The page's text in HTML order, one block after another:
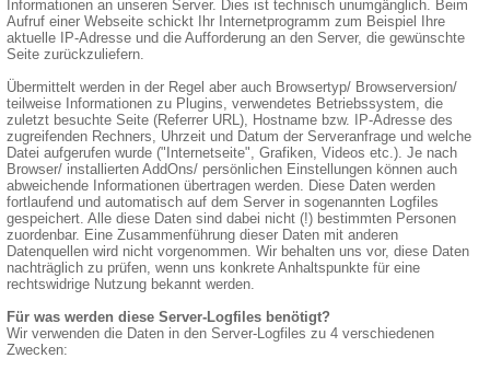
Informationen an unseren Server. Dies ist technisch unumgänglich. Beim
Aufruf einer Webseite schickt Ihr Internetprogramm zum Beispiel Ihre
aktuelle IP-Adresse und die Aufforderung an den Server, die gewünschte
Seite zurückzuliefern.
Übermittelt werden in der Regel aber auch Browsertyp/ Browserversion/
teilweise Informationen zu Plugins, verwendetes Betriebssystem, die
zuletzt besuchte Seite (Referrer URL), Hostname bzw. IP-Adresse des
zugreifenden Rechners, Uhrzeit und Datum der Serveranfrage und welche
Datei aufgerufen wurde ("Internetseite", Grafiken, Videos etc.). Je nach
Browser/ installierten AddOns/ persönlichen Einstellungen können auch
abweichende Informationen übertragen werden. Diese Daten werden
fortlaufend und automatisch auf dem Server in sogenannten Logfiles
gespeichert. Alle diese Daten sind dabei nicht (!) bestimmten Personen
zuordenbar. Eine Zusammenführung dieser Daten mit anderen
Datenquellen wird nicht vorgenommen. Wir behalten uns vor, diese Daten
nachträglich zu prüfen, wenn uns konkrete Anhaltspunkte für eine
rechtswidrige Nutzung bekannt werden.
Für was werden diese Server-Logfiles benötigt?
Wir verwenden die Daten in den Server-Logfiles zu 4 verschiedenen
Zwecken: